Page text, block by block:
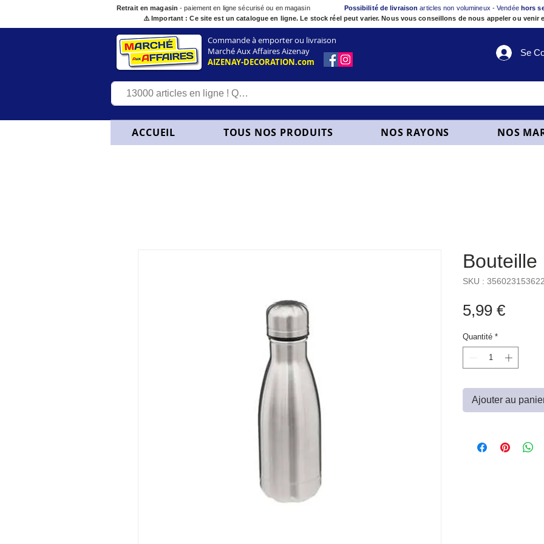
Retrait en magasin - paiement en ligne sécurisé ou en magasin Possibilité de livraisonarticles non volumineux - Vendée hors
⚠️ Important : Ce site est un catalogue en ligne. Le stock réel peut varier. Nous vous conseillons de nous appeler ou
Commande à emporter ou livraison
Marché Aux Affaires Aizenay
AIZENAY-DECORATION.com
Se
ACCUEIL TOUS NOS PRODUITS NOS RAYONS NOS
Bouteille
SKU :
5,99 €Prix
Quantité *
Ajouter au